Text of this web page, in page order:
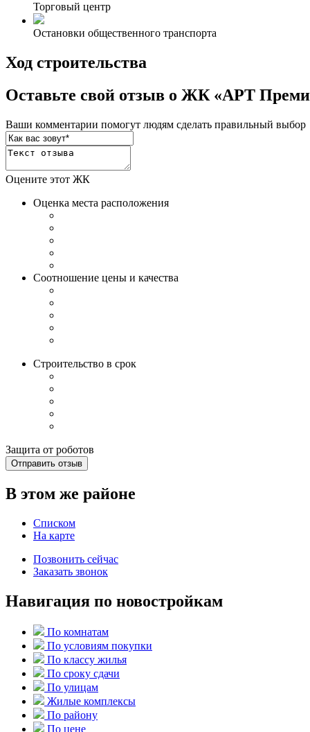
Торговый центр
Остановки общественного транспорта
Ход строительства
Оставьте свой отзыв о ЖК «АРТ
Ваши комментарии помогут людям сделать правильный выбор
Оцените этот ЖК
Оценка места расположения
Соотношение цены и качества
Строительство в срок
Защита от роботов
Отправить отзыв
В этом же районе
Списком
На карте
Позвонить сейчас
Заказать звонок
Навигация по новостройкам
По комнатам
По условиям покупки
По классу жилья
По сроку сдачи
По улицам
Жилые комплексы
По району
По цене